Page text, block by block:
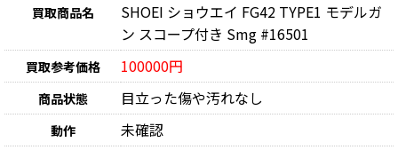
買取商品名
SHOEI ショウエイ FG42 TYPE1 モデルガ
ン スコープ付き Smg #16501
買取参考価格 100000円
商品状態 目立った傷や汚れなし
動作 未確認